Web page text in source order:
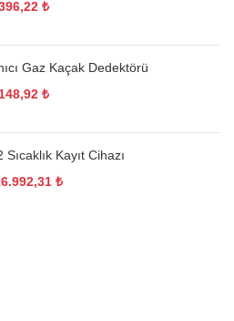
₺
Gaz Kaçak Dedektörü
₺
Kayıt Cihazı
₺